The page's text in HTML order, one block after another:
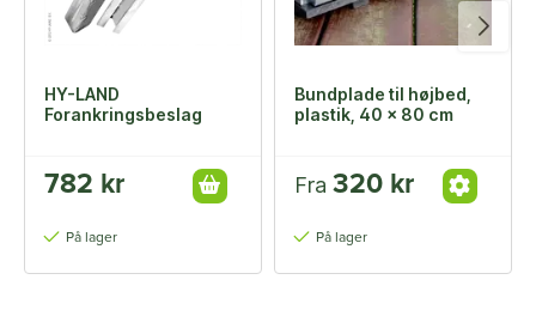
HY-LAND
Forankringsbeslag
782 kr
På lager
Bundplade til højbed,
plastik, 40 x 80 cm
Fra 320 kr
På lager